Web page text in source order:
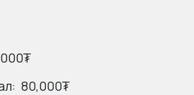
80,000₮